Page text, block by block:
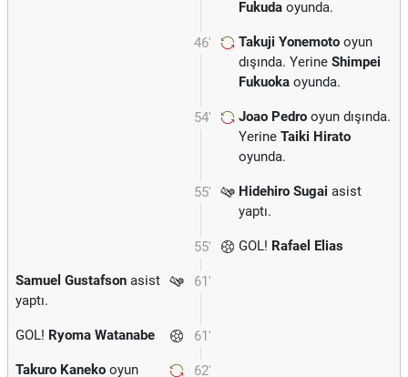
Fukuda oyunda.
46' Takuji Yonemoto oyun
dışında. Yerine Shimpei
Fukuoka oyunda.
54' Joao Pedro oyun dışında.
Yerine Taiki Hirato
oyunda.
55' Hidehiro Sugai asist
yaptı.
55' GOL! Rafael Elias
61'
Samuel Gustafson asist
yaptı.
61'
GOL! Ryoma Watanabe
62'
Takuro Kaneko oyun